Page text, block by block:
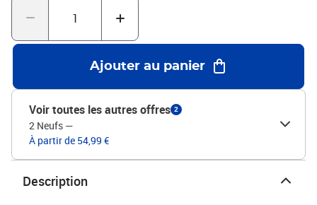
Ajouter au panier
Voir toutes les autres offres 2
2 Neufs —
À partir de 54,99 €
Description